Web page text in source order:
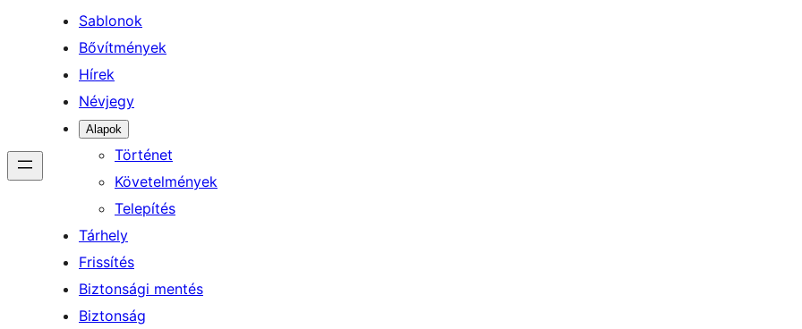
Sablonok
Bővítmények
Hírek
Névjegy
Alapok
Történet
Követelmények
Telepítés
Tárhely
Frissítés
Biztonsági mentés
Biztonság